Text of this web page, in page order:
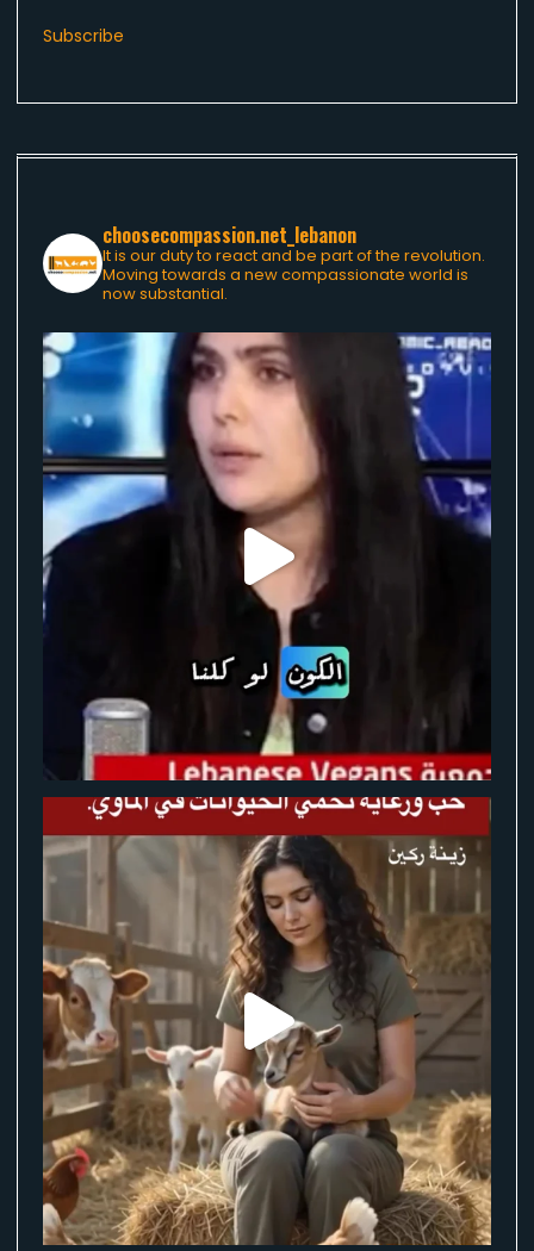
Subscribe
choosecompassion.net_lebanon
It is our duty to react and be part of the revolution.
Moving towards a new compassionate world is
now substantial.